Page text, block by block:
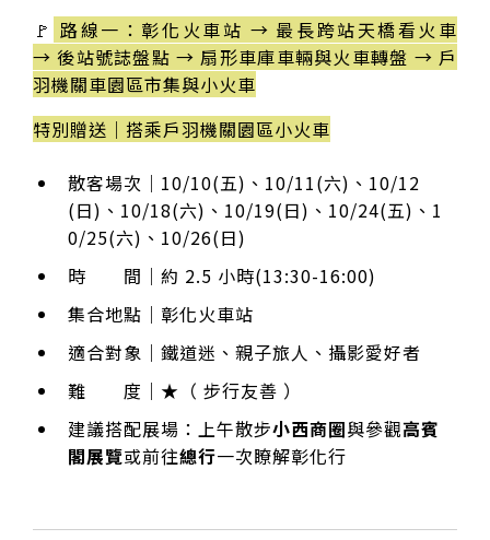
🚩 路線一：彰化火車站 → 最長跨站天橋看火車
→ 後站號誌盤點 → 扇形車庫車輛與火車轉盤 → 戶
羽機關車園區市集與小火車
特別贈送｜搭乘戶羽機關園區小火車
散客場次｜10/10(五)、10/11(六)、10/12
(日)、10/18(六)、10/19(日)、10/24(五)、1
0/25(六)、10/26(日)
時 間｜約 2.5 小時(13:30-16:00)
集合地點｜彰化火車站
適合對象｜鐵道迷、親子旅人、攝影愛好者
難 度｜★（ 步行友善 ）
建議搭配展場：上午散步小西商圈與參觀高賓
閣展覽或前往總行一次瞭解彰化行